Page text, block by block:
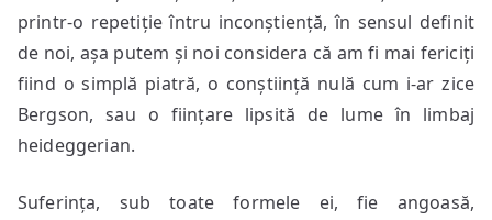
printr-o repetiție întru inconștiență, în sensul definit
de noi, așa putem și noi considera că am fi mai fericiți
fiind o simplă piatră, o conștiință nulă cum i-ar zice
Bergson, sau o ființare lipsită de lume în limbaj
heideggerian.
Suferința, sub toate formele ei, fie angoasă,